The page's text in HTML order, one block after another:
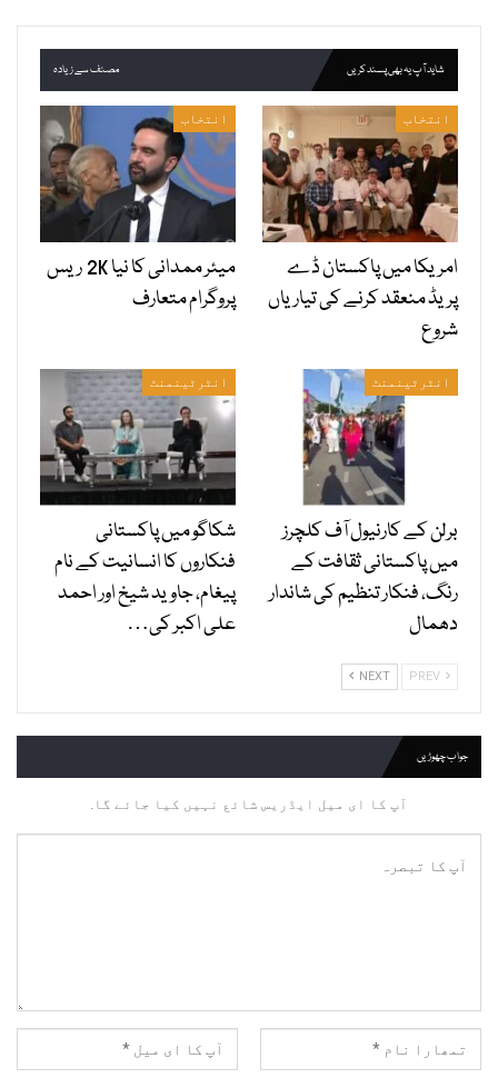
شاید آپ یہ بھی پسند کریں مصنف سے زیادہ
انتخاب
امریکا میں پاکستان ڈے
پریڈ منعقد کرنے کی تیاریاں
شروع
انتخاب
میئر ممدانی کا نیا 2K ریس
پروگرام متعارف
انٹرٹینمنٹ
برلن کے کارنیول آف کلچرز
میں پاکستانی ثقافت کے
رنگ، فنکار تنظیم کی شاندار
دھمال
انٹرٹینمنٹ
شکاگو میں پاکستانی
فنکاروں کا انسانیت کے نام
پیغام، جاوید شیخ اور احمد
علی اکبر کی…
NEXT
جواب چھوڑیں
آپ کا ای میل ایڈریس شائع نہیں کیا جائے گا.